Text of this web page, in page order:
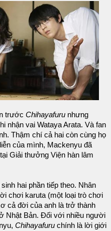
trước Chihayafuru nhưng
nhận vai Wataya Arata. Và fan
Thậm chí cả hai còn cùng họ
của mình, Mackenyu đã
Giải thưởng Viện hàn lâm
hai phần tiếp theo. Nhân
chơi karuta (một loại trò chơi
cả đời của anh là trở thành
Nhật Bản. Đối với nhiều người
Chihayafuru chính là lời giới